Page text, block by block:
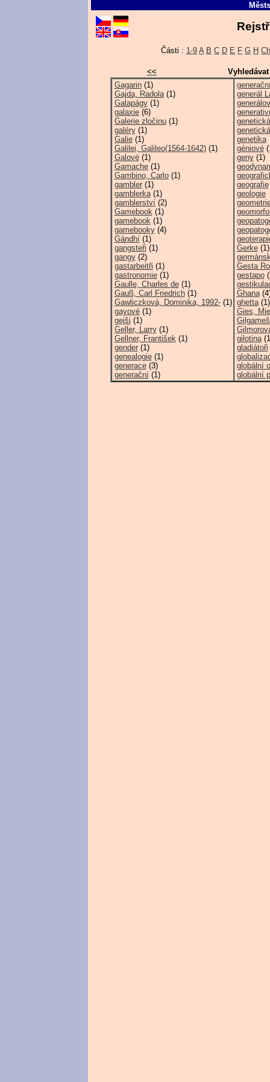
Části : 1-9 A B C D E F G H Ch
<<
Gagarin(1)
Gajda, Radola(1)
Galapágy(1)
galaxie(6)
Galerie zločinu(1)
galéry(1)
Galie(1)
Galilei, Galileo(1564-1642)(1)
Galové(1)
Gamache(1)
Gambino, Carlo(1)
gambler(1)
gamblerka(1)
gamblerství(2)
Gamebook(1)
gamebook(1)
gamebooky(4)
Gándhí(1)
gangsteři (1)
gangy(2)
gastarbeitři (1)
gastronomie(1)
Gaulle, Charles de(1)
Gauß, Carl Friedrich(1)
Gawliczková, Dominika, 1992-(1)
gayové(1)
gejši (1)
Geller, Larry(1)
Gellner, František(1)
gender(1)
genealogie(1)
generace(3)
generační(1)
generál
genetika
géniové
geny(1)
geografie
geologie
Gerke(1)
Gesta
gestapo
Ghana
ghetta(1)
Gies,
Gilgameš
gilotina
gladiátoři
globální
globální